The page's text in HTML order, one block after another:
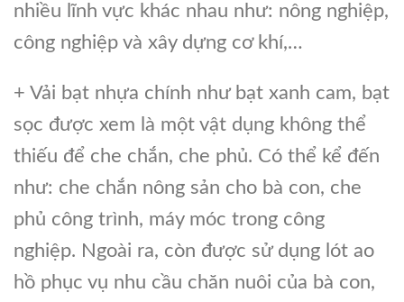
nhiều lĩnh vực khác nhau như: nông nghiệp,
công nghiệp và xây dựng cơ khí,…
+ Vải bạt nhựa chính như bạt xanh cam, bạt
sọc được xem là một vật dụng không thể
thiếu để che chắn, che phủ. Có thể kể đến
như: che chắn nông sản cho bà con, che
phủ công trình, máy móc trong công
nghiệp. Ngoài ra, còn được sử dụng lót ao
hồ phục vụ nhu cầu chăn nuôi của bà con,